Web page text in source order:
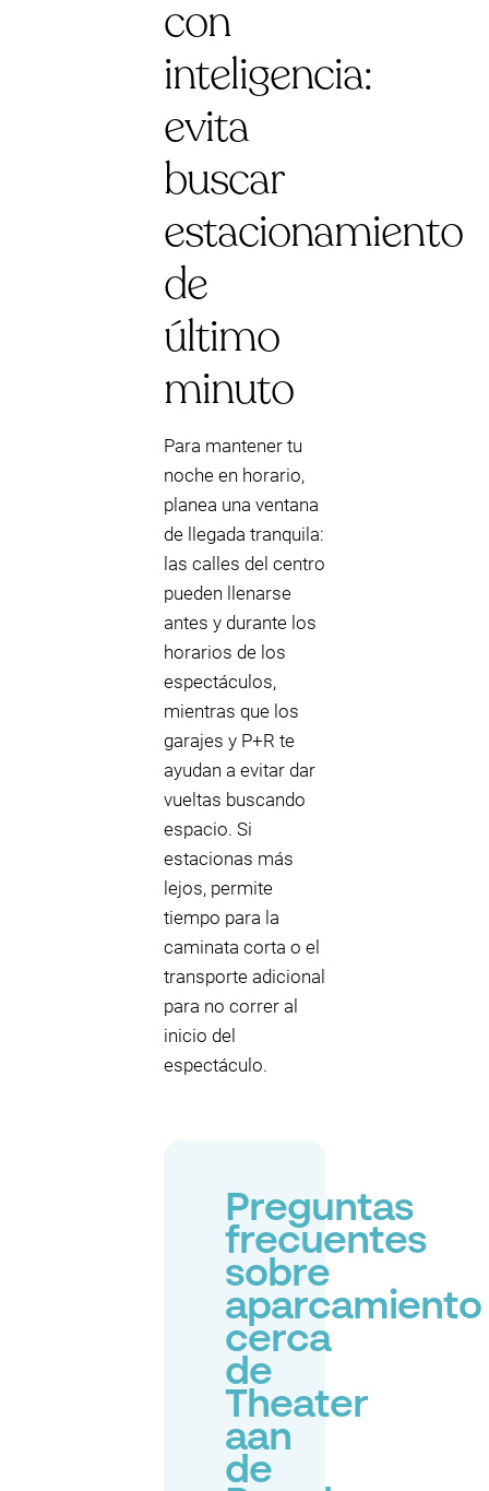
con
inteligencia:
evita
buscar
estacionamiento
de
último
minuto
Para mantener tu
noche en horario,
planea una ventana
de llegada tranquila:
las calles del centro
pueden llenarse
antes y durante los
horarios de los
espectáculos,
mientras que los
garajes y P+R te
ayudan a evitar dar
vueltas buscando
espacio. Si
estacionas más
lejos, permite
tiempo para la
caminata corta o el
transporte adicional
para no correr al
inicio del
espectáculo.
Preguntas
frecuentes
sobre
aparcamiento
cerca
de
Theater
aan
de